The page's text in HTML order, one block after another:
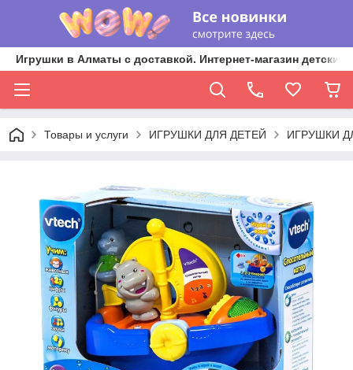
Игрушки в Алматы с доставкой. Интернет-магазин
Товары и услуги ИГРУШКИ ДЛЯ ДЕТЕЙ ИГРУШКИ